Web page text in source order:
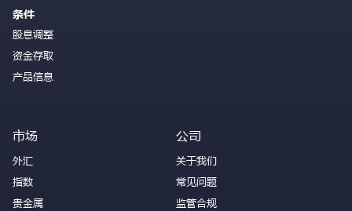
条件
股息调整
资金存取
产品信息
市场
外汇
指数
贵金属
公司
关于我们
常见问题
监管合规